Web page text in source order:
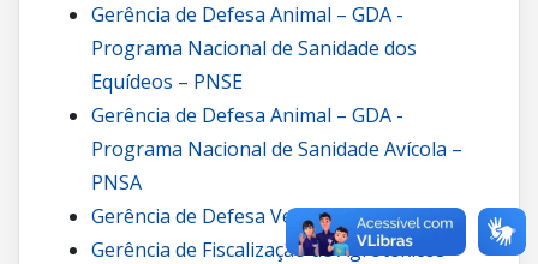
Gerência de Defesa Animal – GDA -
Programa Nacional de Sanidade dos
Equídeos – PNSE
Gerência de Defesa Animal – GDA -
Programa Nacional de Sanidade Avícola –
PNSA
Gerência de Defesa Vegetal – GDV
Gerência de Fiscalização de Agrotóxicos –